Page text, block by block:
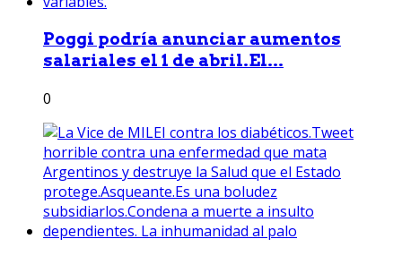
Poggi podría anunciar aumentos
salariales el 1 de abril.El...
0